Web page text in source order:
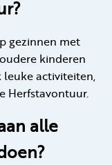
gezinnen met
kinderen
activiteiten,
Herfstavontuur.
alle